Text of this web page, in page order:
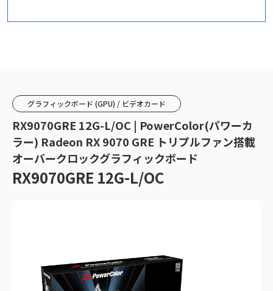
グラフィックボード (GPU) / ビデオカード
RX9070GRE 12G-L/OC | PowerColor(パワーカ
ラー) Radeon RX 9070 GRE トリプルファン搭載
オーバークロックグラフィックボード
RX9070GRE 12G-L/OC